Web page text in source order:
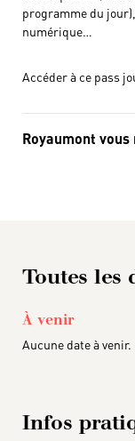
programme du
numérique…
Accéder à ce pass
Royaumont
Toutes les
À venir
Aucune date à venir.
Infos